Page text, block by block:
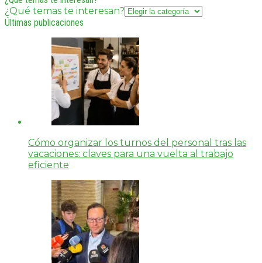
¿Qué temas te interesan?
Últimas publicaciones
Cómo organizar los turnos del personal tras las
vacaciones: claves para una vuelta al trabajo
eficiente